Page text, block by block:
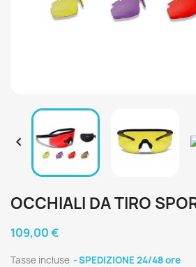

OCCHIALI DA TIRO
109,00 €
Tasse incluse SPEDIZIONE 24/48 ore